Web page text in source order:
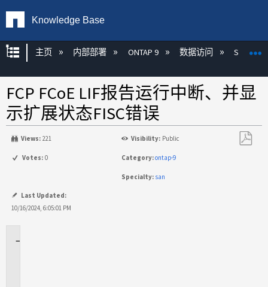
Knowledge Base
扩展/隐缩全局层次
主页 内部部署 ONTAP 9 数据访问 SAN
FCP FCoE LIF报告运行中断、并显
示扩展状态FISC错误
Views: 221 Visibility: Public
Votes: 0 Category:ontap-9
Specialty: san
Last Updated:
10/16/2024, 6:05:01 PM